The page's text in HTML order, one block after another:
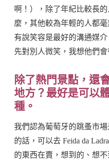
啊！），除了年紀比較長
麼，其他較為年輕的人都
有說笑容是最好的溝通媒
先對別人微笑，我想他們會
除了熱門景點，還
地方？最好是可以
種。
我們認為葡萄牙的跳蚤市
的話，可以去 Feida da
的東西在賣，想到的、想